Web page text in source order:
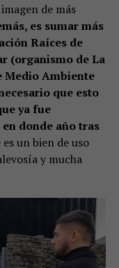
de más
es sumar más
Raíces de
(organismo de La
Medio Ambiente
que esto
ya fue
donde año tras
un bien de uso
y mucha